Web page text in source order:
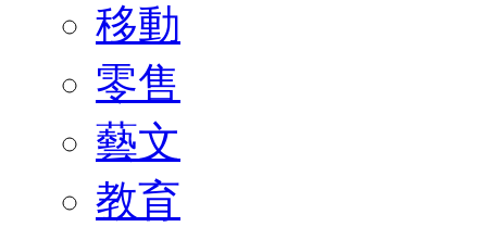
移動
零售
藝文
教育